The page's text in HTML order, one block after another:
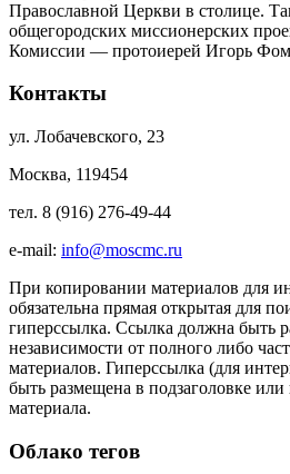
Православной Церкви в столице.
общегородских миссионерских
Комиссии — протоиерей Игорь
Контакты
ул. Лобачевского, 23
Москва, 119454
тел. 8 (916) 276-49-44
e-mail: info@moscmc.ru
При копировании материалов для
обязательна прямая открытая для
гиперссылка. Ссылка должна быть
независимости от полного либо
материалов. Гиперссылка (для
быть размещена в подзаголовке или
материала.
Облако тегов